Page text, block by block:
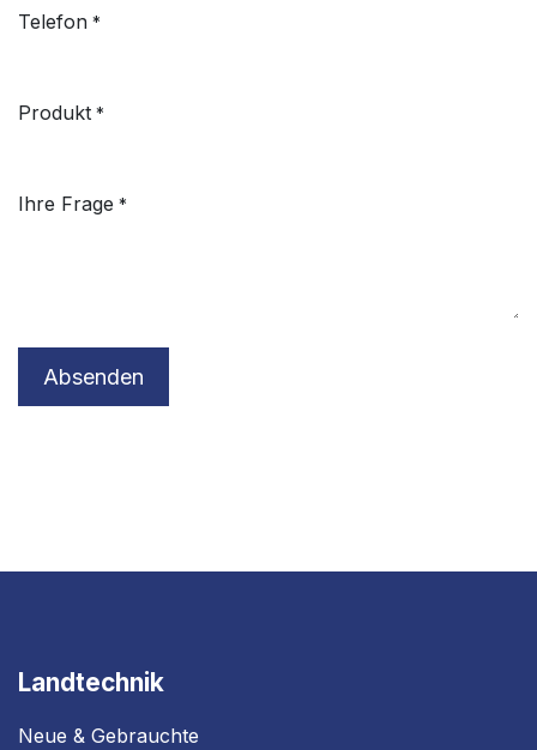
Telefon *
Produkt *
Ihre Frage *
Absenden
Landtechnik
Neue & Gebrauchte